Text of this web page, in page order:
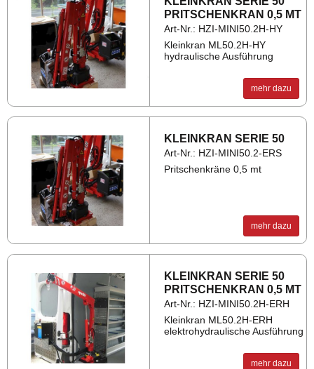
PRIT­SCHEN­KRAN 0,5 MT
Art-Nr.: HZI-MINI50.2H-HY
Kleinkran ML50.2H-HY
hydraulische Ausführung
mehr dazu
KLEIN­KRAN SERIE 50
Art-Nr.: HZI-MINI50.2-ERS
Pritschenkräne 0,5 mt
mehr dazu
KLEIN­KRAN SERIE 50
PRIT­SCHEN­KRAN 0,5 MT
Art-Nr.: HZI-MINI50.2H-ERH
Kleinkran ML50.2H-ERH
elektrohydraulische Ausführung
mehr dazu